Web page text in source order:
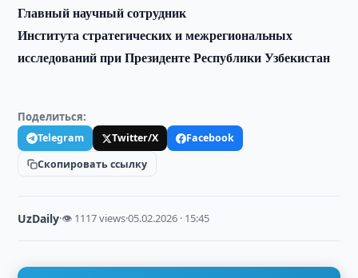
Главный научный сотрудник
Института стратегических и межрегиональных
исследований при Президенте Республики Узбекистан
Поделиться:
Telegram Twitter/X
Facebook
Скопировать ссылку
UzDaily·👁 1117 views·05.02.2026 · 15:45